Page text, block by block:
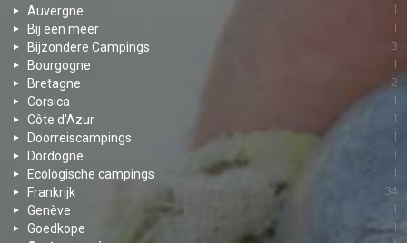
Auvergne
Bij een meer
Bijzondere Campings 3
Bourgogne
Bretagne 2
Corsica
Côte d'Azur
Doorreiscampings
Dordogne
Ecologische campings
Frankrijk 34
Genève
Goedkope